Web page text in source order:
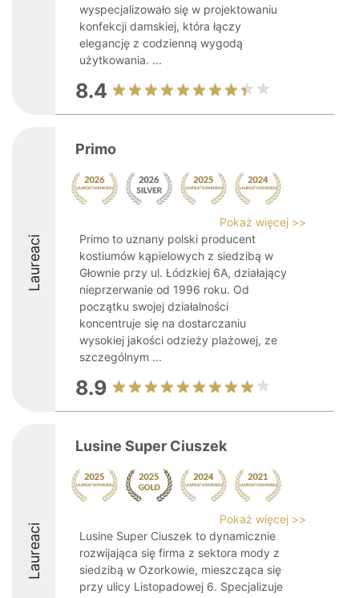
wyspecjalizowało się w projektowaniu
konfekcji damskiej, która łączy
elegancję z codzienną wygodą
użytkowania. ...
8.4
Laureaci
Primo
Pokaż więcej >>
Primo to uznany polski producent
kostiumów kąpielowych z siedzibą w
Głownie przy ul. Łódzkiej 6A, działający
nieprzerwanie od 1996 roku. Od
początku swojej działalności
koncentruje się na dostarczaniu
wysokiej jakości odzieży plażowej, ze
szczególnym ...
8.9
Laureaci
Lusine Super Ciuszek
Pokaż więcej >>
Lusine Super Ciuszek to dynamicznie
rozwijająca się firma z sektora mody z
siedzibą w Ozorkowie, mieszcząca się
przy ulicy Listopadowej 6. Specjalizuje